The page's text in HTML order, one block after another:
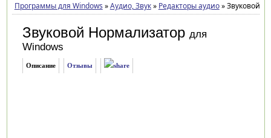
Программы для Windows »Аудио, Звук» Редакторы аудио»Звуковой
Звуковой Нормализатор для
Windows
Описание Отзывы